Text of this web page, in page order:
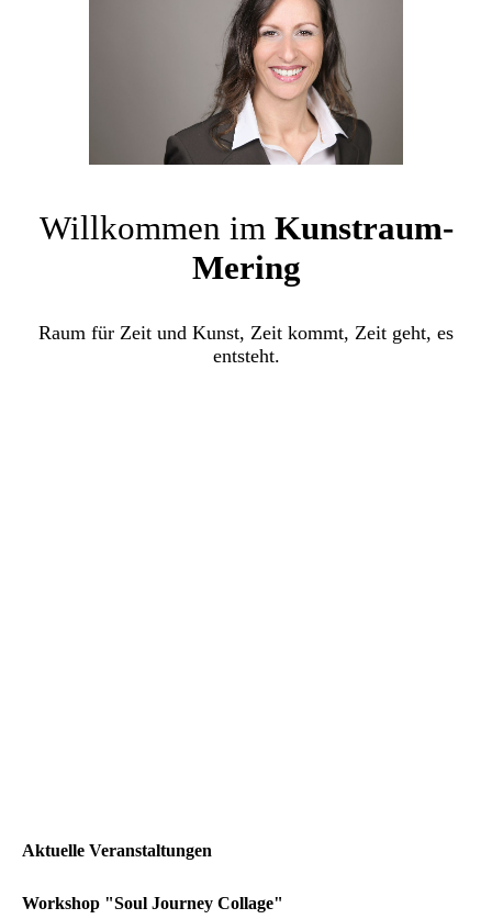
Willkommen im Kunstraum-
Mering
Raum für Zeit und Kunst, Zeit kommt, Zeit geht, es
entsteht.
Aktuelle Veranstaltungen
Workshop "Soul Journey Collage"